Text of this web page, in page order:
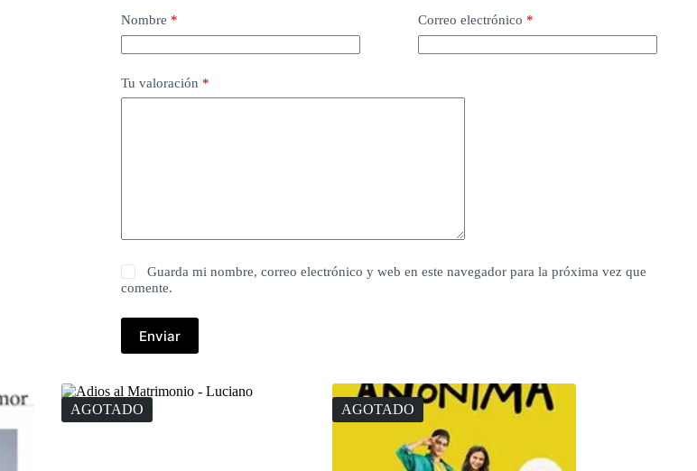
Nombre * Correo electrónico *
Tu valoración *
Guarda mi nombre, correo electrónico y web en este navegador para la próxima vez que
comente.
Enviar
AGOTADO AGOTADO